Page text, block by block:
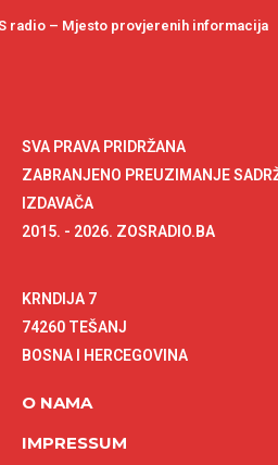
radio – Mjesto provjerenih informacija
SVA PRAVA PRIDRŽANA
ZABRANJENO PREUZIMANJE
IZDAVAČA
2015. - 2026. ZOSRADIO.BA
KRNDIJA 7
74260 TEŠANJ
BOSNA I HERCEGOVINA
O NAMA
IMPRESSUM